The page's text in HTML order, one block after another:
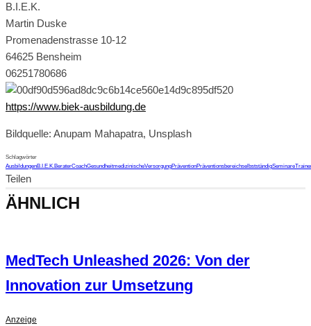
B.I.E.K.
Martin Duske
Promenadenstrasse 10-12
64625 Bensheim
06251780686
https://www.biek-ausbildung.de
Bildquelle: Anupam Mahapatra, Unsplash
Schlagwörter
AusbildungenB.I.E.K.BeraterCoachGesundheitmedizinischeVersorgungPräventionPräventionsbereichselbstständigSeminare
Teilen
ÄHNLICH
MedTech Unleashed 2026: Von der
Innovation zur Umsetzung
Anzeige